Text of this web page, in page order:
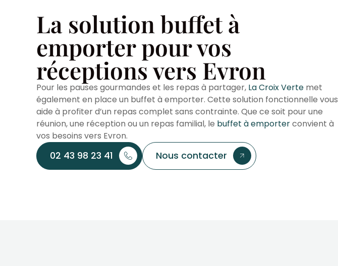
La solution buffet à
emporter pour vos
réceptions vers Evron
Pour les pauses gourmandes et les repas à partager, La Croix Verte met
également en place un buffet à emporter. Cette solution fonctionnelle vous
aide à profiter d’un repas complet sans contrainte. Que ce soit pour une
réunion, une réception ou un repas familial, le buffet à emporterconvient à
vos besoins vers Evron.
02 43 98 23 41 Nous contacter